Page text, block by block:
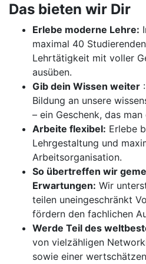
Das bieten wir Dir
Erlebe moderne Lehre:
maximal 40
Lehrtätigkeit mit voller
ausüben.
Gib dein Wissen weiter
Bildung an unsere
– ein Geschenk, das
Arbeite flexibel: Erlebe
Lehrgestaltung und
Arbeitsorganisation.
So übertreffen wir
Erwartungen: Wir
teilen uneingeschränkt
fördern den fachlichen
Werde Teil des
von vielzähligen
sowie einer